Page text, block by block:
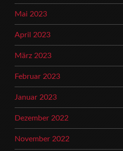
Mai 2023
April 2023
März 2023
Februar 2023
Januar 2023
Dezember 2022
November 2022